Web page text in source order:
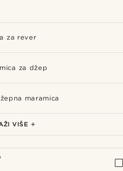
za rever
za džep
maramica
mašna s vezanim rukavima
s crnim cvijetom
VIŠE